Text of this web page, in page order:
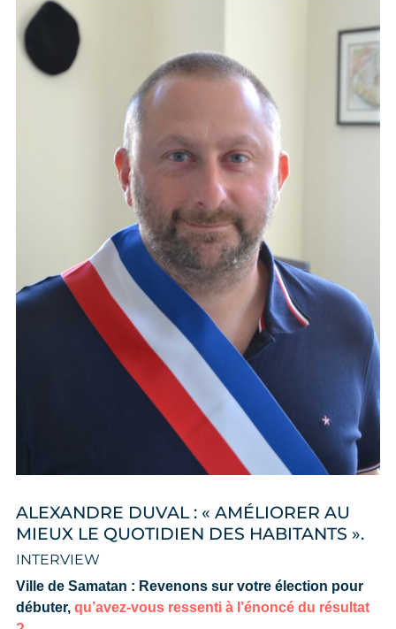
ALEXANDRE DUVAL : « AMÉLIORER AU
MIEUX LE QUOTIDIEN DES HABITANTS ».
INTERVIEW
Ville de Samatan : Revenons sur votre élection pour
débuter, qu’avez-vous ressenti à l’énoncé du résultat